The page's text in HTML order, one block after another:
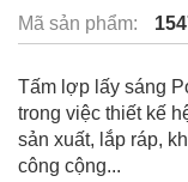
Mã sản phẩm:
Tấm lợp lấy sáng
trong việc thiết kế
sản xuất, lắp ráp,
công cộng...